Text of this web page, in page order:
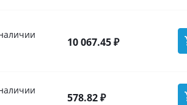
10 067.45 ₽
578.82 ₽